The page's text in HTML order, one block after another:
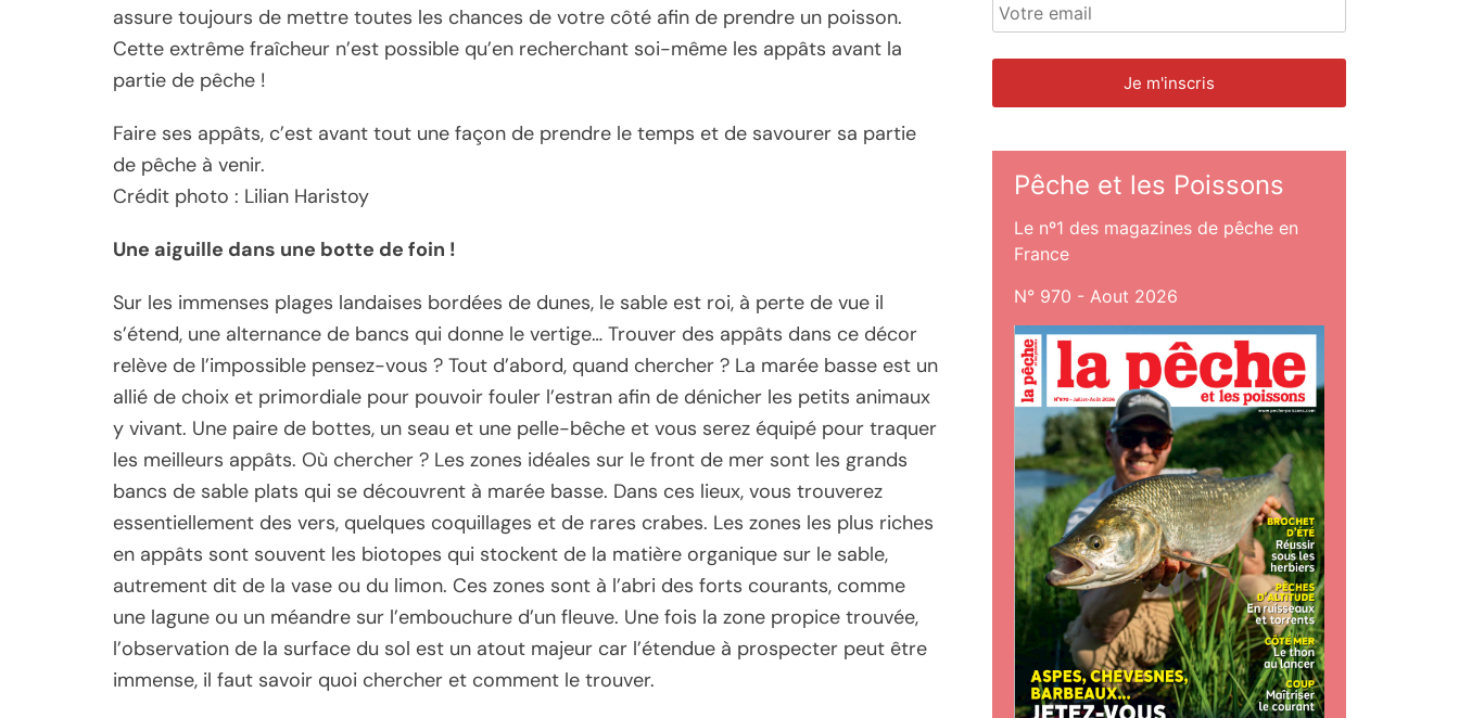
assure toujours de mettre toutes les chances de votre côté afin de prendre un poisson.
Cette extrême fraîcheur n’est possible qu’en recherchant soi-même les appâts avant la
partie de pêche !
Faire ses appâts, c’est avant tout une façon de prendre le temps et de savourer sa partie
de pêche à venir.
Crédit photo : Lilian Haristoy
Une aiguille dans une botte de foin !
Sur les immenses plages landaises bordées de dunes, le sable est roi, à perte de vue il
s’étend, une alternance de bancs qui donne le vertige… Trouver des appâts dans ce décor
relève de l’impossible pensez-vous ? Tout d’abord, quand chercher ? La marée basse est un
allié de choix et primordiale pour pouvoir fouler l’estran afin de dénicher les petits animaux
y vivant. Une paire de bottes, un seau et une pelle-bêche et vous serez équipé pour traquer
les meilleurs appâts. Où chercher ? Les zones idéales sur le front de mer sont les grands
bancs de sable plats qui se découvrent à marée basse. Dans ces lieux, vous trouverez
essentiellement des vers, quelques coquillages et de rares crabes. Les zones les plus riches
en appâts sont souvent les biotopes qui stockent de la matière organique sur le sable,
autrement dit de la vase ou du limon. Ces zones sont à l’abri des forts courants, comme
une lagune ou un méandre sur l’embouchure d’un fleuve. Une fois la zone propice trouvée,
l’observation de la surface du sol est un atout majeur car l’étendue à prospecter peut être
immense, il faut savoir quoi chercher et comment le trouver.
Pêche et les Poissons
Le nº1 des magazines de pêche en
France
N° 970 - Aout 2026